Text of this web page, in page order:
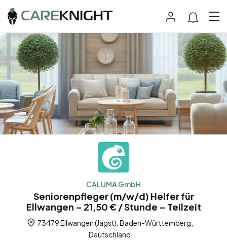
CALUMA GmbH
Seniorenpfleger (m/w/d) Helfer für
Ellwangen – 21,50 € / Stunde – Teilzeit
73479 Ellwangen (Jagst), Baden-Württemberg,
Deutschland